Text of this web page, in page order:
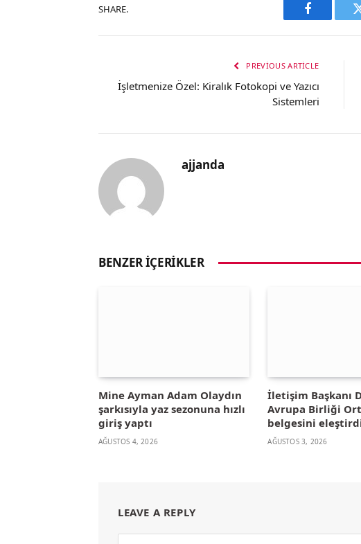
SHARE.
Facebook
PREVIOUS ARTICLE
İşletmenize Özel: Kiralık Fotokopi ve Yazıcı
Sistemleri
ajjanda
BENZER İÇERIKLER
Mine Ayman Adam Olaydın
şarkısıyla yaz sezonuna hızlı
giriş yaptı
AĞUSTOS 4, 2026
İletişim Başkanı
Avrupa Birliği
belgesini
AĞUSTOS 3, 2026
LEAVE A REPLY